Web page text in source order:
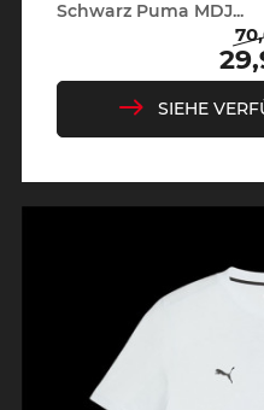
Schwarz Puma MDJ...
SIEHE